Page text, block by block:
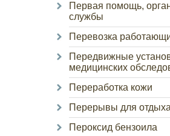
Первая помощь,
службы
Перевозка
Передвижные
медицинских
Переработка кожи
Перерывы для отдыха
Пероксид бензоила